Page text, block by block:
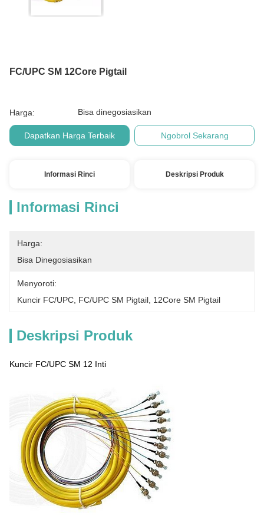
FC/UPC SM 12Core Pigtail
Harga: Bisa dinegosiasikan
Dapatkan Harga Terbaik Ngobrol Sekarang
Informasi Rinci Deskripsi Produk
Informasi Rinci
Harga:
Bisa Dinegosiasikan
Menyoroti:
Kuncir FC/UPC FC/UPC SM Pigtail 12Core SM Pigtail
Deskripsi Produk
Kuncir FC/UPC SM 12 Inti